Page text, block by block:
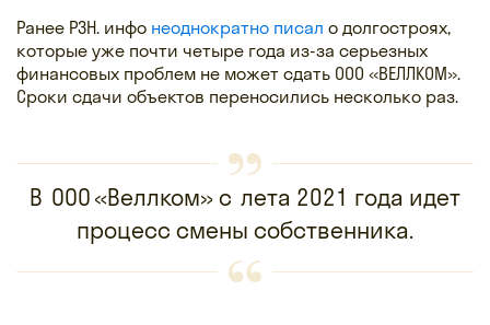
Ранее РЗН. инфо неоднократно писал о долгостроях,
которые уже почти четыре года из-за серьезных
финансовых проблем не может сдать ООО «ВЕЛЛКОМ».
Сроки сдачи объектов переносились несколько раз.
В ООО «Веллком» с лета 2021 года идет
процесс смены собственника.